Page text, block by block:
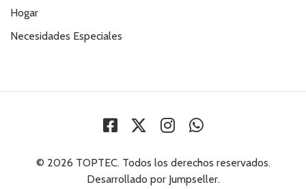
Hogar
Necesidades Especiales
© 2026 TOPTEC. Todos los derechos reservados.
Desarrollado por Jumpseller.